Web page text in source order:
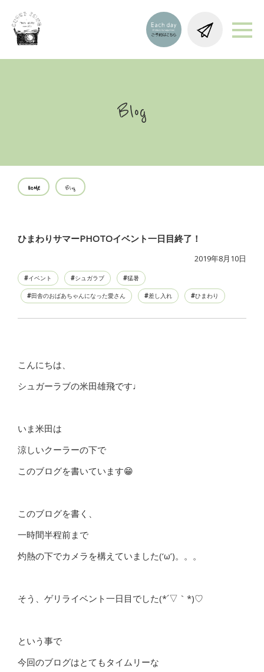
Blog
HOME Blog
ひまわりサマーPHOTOイベント一日目終了！
2019年8月10日
イベント シュガラブ 猛暑
田舎のおばあちゃんになった愛さん 差し入れ ひまわり
こんにちは、
シュガーラブの米田雄飛です♩
いま米田は
涼しいクーラーの下で
このブログを書いています😁
このブログを書く、
一時間半程前まで
灼熱の下でカメラを構えていました(‘ω’)。。。
そう、ゲリライベント一日目でした(*´▽｀*)♡
という事で
今回のブログはとてもタイムリーな